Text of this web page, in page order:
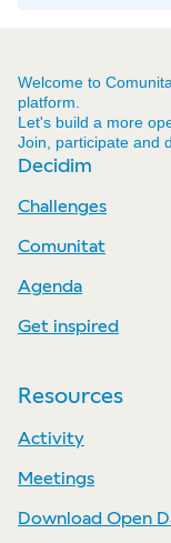
Welcome to
platform.
Let's build a more
Join, participate and
Decidim
Challenges
Comunitat
Agenda
Get inspired
Resources
Activity
Meetings
Download Open